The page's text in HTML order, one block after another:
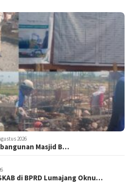
2026
Masjid B…
di BPRD Lumajang Oknu…